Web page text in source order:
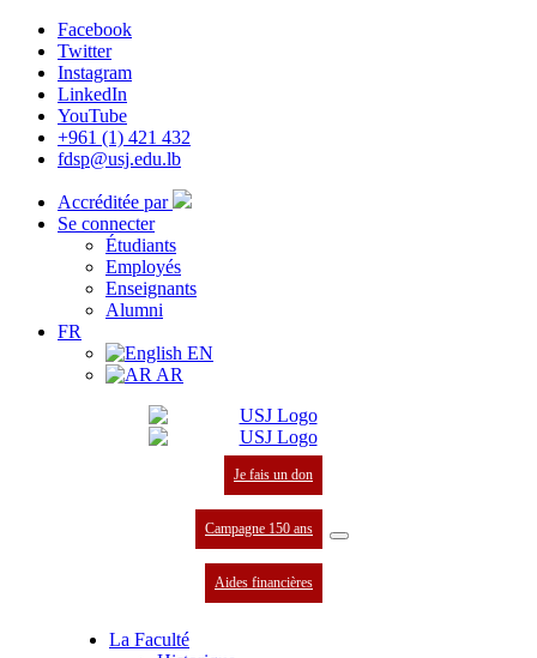
Facebook
Twitter
Instagram
LinkedIn
YouTube
+961 (1) 421 432
fdsp@usj.edu.lb
Accréditée par
Se connecter
Étudiants
Employés
Enseignants
Alumni
FR
EN
AR
Je fais un don
Campagne 150 ans
Aides financières
La Faculté